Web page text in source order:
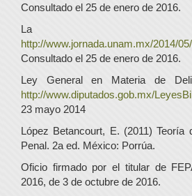
Consultado el 25 de enero de 2016.
La
http://www.jornada.unam.mx/2014/
Consultado el 25 de enero de 2016.
Ley General en Materia de
http://www.diputados.gob.mx/
23 mayo 2014
López Betancourt, E. (2011)
Penal. 2a ed. México: Porrúa.
Oficio firmado por el titular de
2016, de 3 de octubre de 2016.